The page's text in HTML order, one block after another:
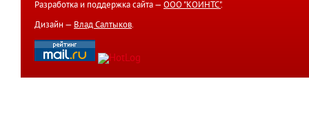
Разработка и поддержка сайта — ООО "КОИНТС".
Дизайн — Влад Салтыков.